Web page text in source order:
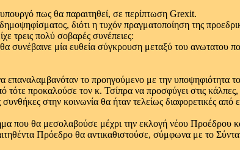
πως θα παραιτηθεί, σε περίπτωση Grexit.
διότι η τυχόν πραγματοποίηση της
τρεις πολύ σοβαρές συνέπειες:
μία ευθεία σύγκρουση μεταξύ του ανωτατου
επαναλαμβανόταν το προηγούμενο με την υποψηφιότητα
προκαλούσε τον κ. Τσίπρα να προσφύγει στις κάλπες,
στην κοινωνία θα ήταν τελείως διαφορετικές
που θα μεσολαβούσε μέχρι την εκλογή νέου Προέδρου
Πρόεδρο θα αντικαθιστούσε, σύμφωνα με το